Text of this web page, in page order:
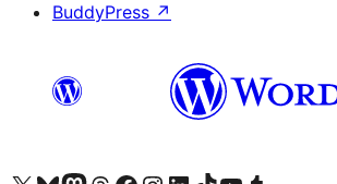
BuddyPress ↗